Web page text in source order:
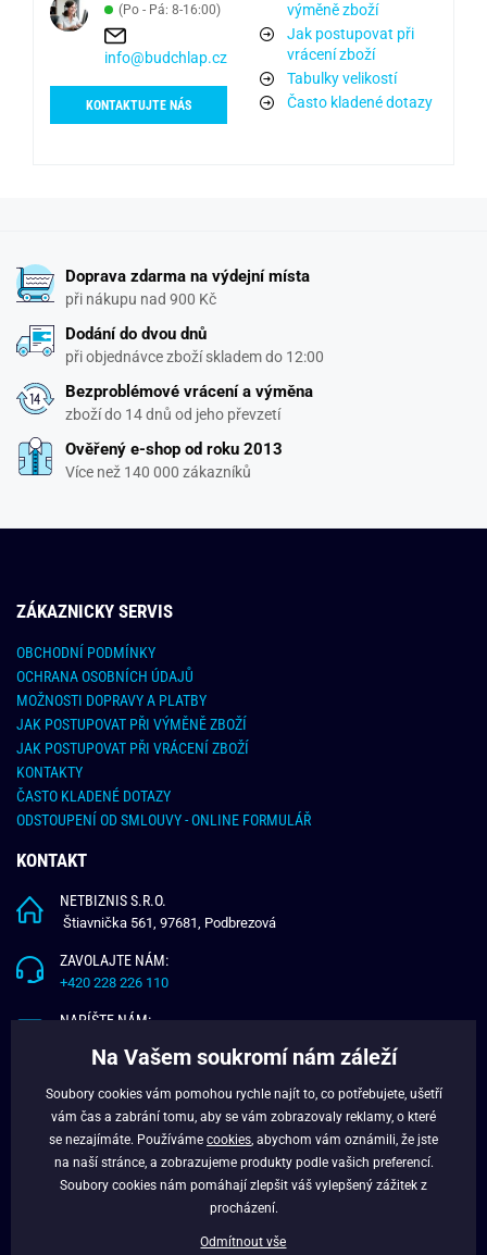
(Po - Pá: 8-16:00)
info@budchlap.cz
KONTAKTUJTE NÁS
výměně zboží
Jak postupovat při
vrácení zboží
Tabulky velikostí
Často kladené dotazy
Doprava zdarma na výdejní místa
při nákupu nad 900 Kč
Dodání do dvou dnů
při objednávce zboží skladem do 12:00
Bezproblémové vrácení a výměna
zboží do 14 dnů od jeho převzetí
Ověřený e-shop od roku 2013
Více než 140 000 zákazníků
ZÁKAZNICKY SERVIS
OBCHODNÍ PODMÍNKY
OCHRANA OSOBNÍCH ÚDAJŮ
MOŽNOSTI DOPRAVY A PLATBY
JAK POSTUPOVAT PŘI VÝMĚNĚ ZBOŽÍ
JAK POSTUPOVAT PŘI VRÁCENÍ ZBOŽÍ
KONTAKTY
ČASTO KLADENÉ DOTAZY
ODSTOUPENÍ OD SMLOUVY - ONLINE FORMULÁŘ
KONTAKT
NETBIZNIS S.R.O.
Štiavnička 561, 97681, Podbrezová
ZAVOLAJTE NÁM:
+420 228 226 110
NAPÍŠTE NÁM:
O NÁS
VĚRNOSTNÍ PROGRAM
Na Vašem soukromí nám záleží
Soubory cookies vám pomohou rychle najít to, co potřebujete, ušetří
vám čas a zabrání tomu, aby se vám zobrazovaly reklamy, o které
se nezajímáte. Používáme cookies , abychom vám oznámili, že jste
na naší stránce, a zobrazujeme produkty podle vašich preferencí.
Soubory cookies nám pomáhají zlepšit váš vylepšený zážitek z
procházení.
Odmítnout vše